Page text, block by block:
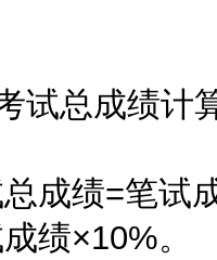
总成绩计
绩=笔试成
绩×10%。